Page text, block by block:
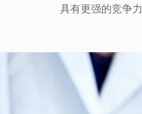
具有更强的竞争力